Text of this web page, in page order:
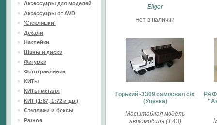
Eligor
Нет в наличии
Горький -3309 самосвал с/х
(Уценка)
Масштабная модель
автомобиля (1:43)
Аксессуары для моделей
Аксессуары от AVD
'Стекляшки'
Декали
Наклейки
Шины и диски
Фигурки
Фототравление
КИТы
КИТы-металл
КИТ (1:87, 1:72 и др.)
Стеллажи и боксы
Разное